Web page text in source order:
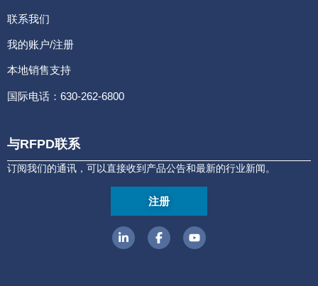
联系我们
我的账户/注册
本地销售支持
国际电话：630-262-6800
与RFPD联系
订阅我们的通讯，可以直接收到产品公告和最新的行业新闻。
注册